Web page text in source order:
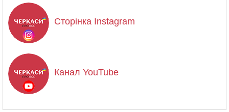
Сторінка Instagram
Канал YouTube